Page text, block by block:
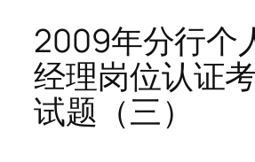
2009年分行个
经理岗位认证
试题（三）